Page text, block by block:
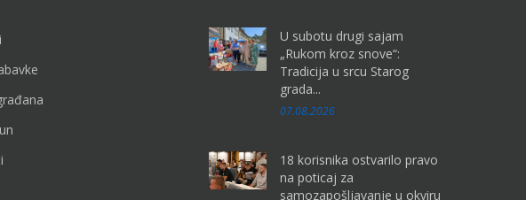
U subotu drugi sajam
„Rukom kroz snove“:
Tradicija u srcu Starog
grada...
07.08.2026
18 korisnika ostvarilo pravo
na poticaj za
samozapošljavanje u okviru